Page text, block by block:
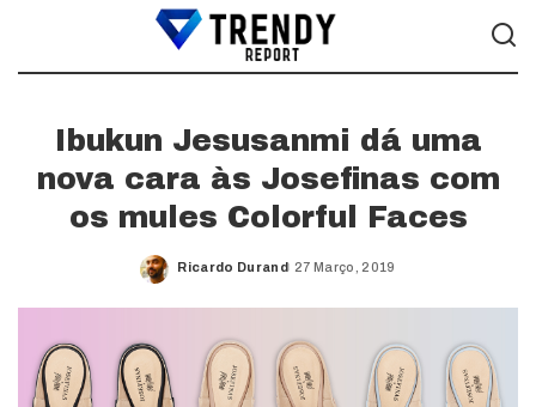
Ibukun Jesusanmi dá uma
nova cara às Josefinas com
os mules Colorful Faces
Posted
Ricardo Durand 27 Março, 2019